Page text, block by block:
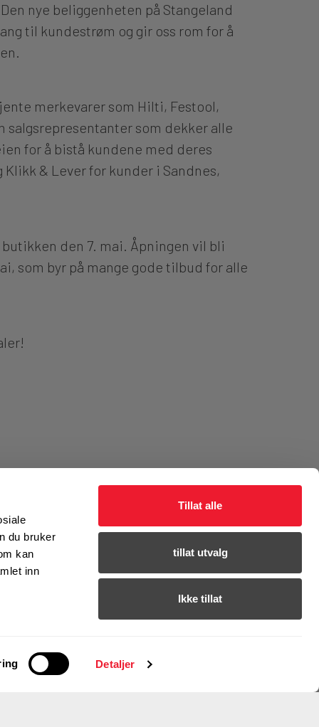
du bruker
kan
inn
Detaljer
Tillat alle
tillat utvalg
Ikke tillat
nye beliggenheten på Stangeland
til kundestrøm og gir oss rom for å
merkevarer som Hilti, Festool,
salgsrepresentanter som dekker alle
for å bistå kundene med deres
& Lever for kunder i Sandnes,
den 7. mai. Åpningen vil bli
som byr på mange gode tilbud for alle